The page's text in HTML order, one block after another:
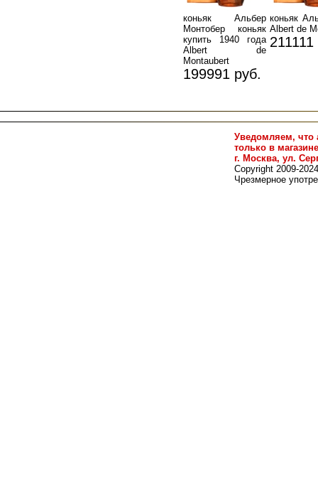
коньяк Альбер
Монтобер коньяк
купить 1940 года
Albert de
Montaubert
199991 руб.
коньяк
Albert de
Уведомляем, что
только в
г. Москва, ул.
Copyright 2009-
Чрезмерное